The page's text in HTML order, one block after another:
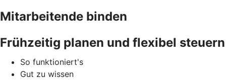
Mitarbeitende binden
Frühzeitig planen und flexibel steuern
So funktioniert's
Gut zu wissen